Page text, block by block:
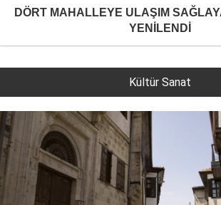
DÖRT MAHALLEYE ULAŞIM
YENİLENDİ
Kültür Sanat